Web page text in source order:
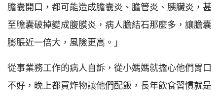
膽囊開口，都可能造成膽囊炎、膽管炎、胰臟炎，甚
至膽囊破掉變成腹膜炎，病人膽結石那麼多，讓膽囊
膨脹近一倍大，風險更高。」
從事業務工作的病人自訴，從小媽媽就擔心他們胃口
不好，晚上都買炸物讓他們配飯，長年飲食習慣就是